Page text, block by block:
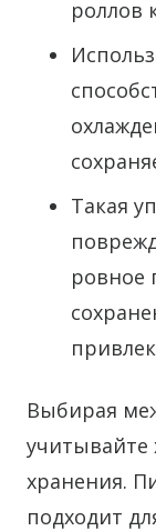
роллов
Такая
ровное
Выбирая
учитывайте
хранения.
подходит